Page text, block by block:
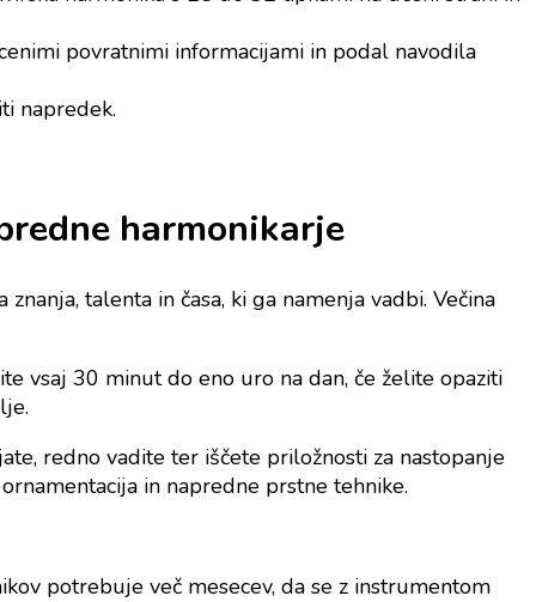
povratnimi informacijami in podal navodila
napredek.
harmonikarje
talenta in časa, ki ga namenja vadbi. Večina
vsaj 30 minut do eno uro na dan, če želite opaziti
redno vadite ter iščete priložnosti za nastopanje
in napredne prstne tehnike.
potrebuje več mesecev, da se z instrumentom